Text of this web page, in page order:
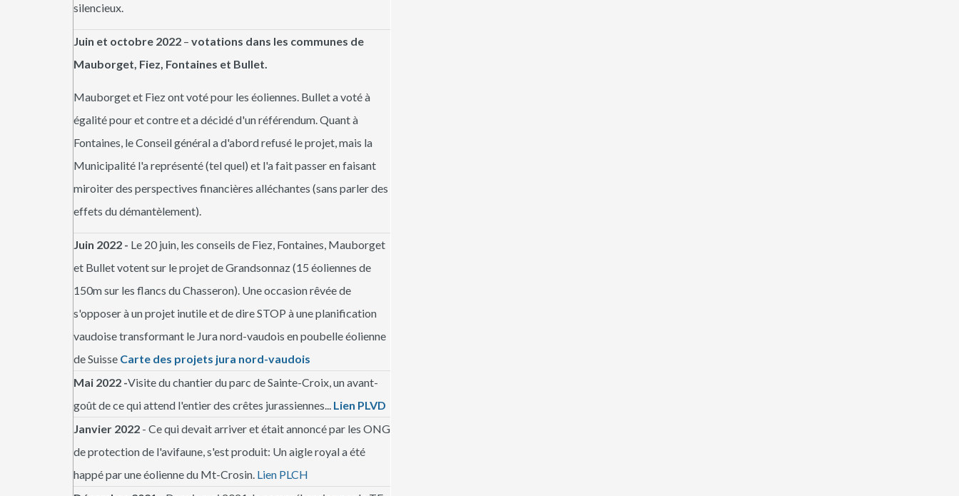
silencieux.
Juin et octobre 2022 – votations dans les communes de
Mauborget, Fiez, Fontaines et Bullet.
Mauborget et Fiez ont voté pour les éoliennes. Bullet a voté à
égalité pour et contre et a décidé d'un référendum. Quant à
Fontaines, le Conseil général a d'abord refusé le projet, mais la
Municipalité l'a représenté (tel quel) et l'a fait passer en faisant
miroiter des perspectives financières alléchantes (sans parler des
effets du démantèlement).
Juin 2022 - Le 20 juin, les conseils de Fiez, Fontaines, Mauborget
et Bullet votent sur le projet de Grandsonnaz (15 éoliennes de
150m sur les flancs du Chasseron). Une occasion rêvée de
s'opposer à un projet inutile et de dire STOP à une planification
vaudoise transformant le Jura nord-vaudois en poubelle éolienne
de Suisse Carte des projets jura nord-vaudois
Mai 2022 -Visite du chantier du parc de Sainte-Croix, un avant-
goût de ce qui attend l'entier des crêtes jurassiennes... Lien PLVD
Janvier 2022 - Ce qui devait arriver et était annoncé par les ONG
de protection de l'avifaune, s'est produit: Un aigle royal a été
happé par une éolienne du Mt-Crosin. Lien PLCH